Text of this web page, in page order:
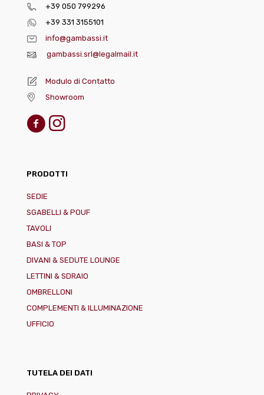
+39 050 799296
+39 331 3155101
info@gambassi.it
gambassi.srl@legalmail.it
Modulo di Contatto
Showroom
PRODOTTI
SEDIE
SGABELLI & POUF
TAVOLI
BASI & TOP
DIVANI & SEDUTE LOUNGE
LETTINI & SDRAIO
OMBRELLONI
COMPLEMENTI & ILLUMINAZIONE
UFFICIO
TUTELA DEI DATI